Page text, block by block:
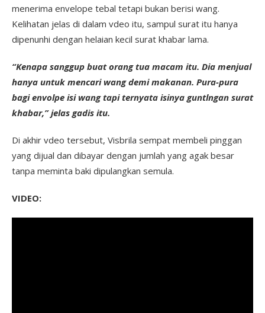
menerima envelope tebal tetapi bukan berisi wang.
Kelihatan jelas di dalam vdeo itu, sampul surat itu hanya
dipenunhi dengan helaian kecil surat khabar lama.
“Kenapa sanggup buat orang tua macam itu. Dia menjual
hanya untuk mencari wang demi makanan. Pura-pura
bagi envolpe isi wang tapi ternyata isinya guntlngan surat
khabar,” jelas gadis itu.
Di akhir vdeo tersebut, Visbrila sempat membeli pinggan
yang dijual dan dibayar dengan jumlah yang agak besar
tanpa meminta baki dipulangkan semula.
VIDEO: